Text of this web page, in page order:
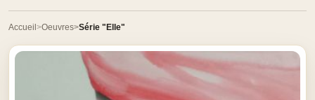
Accueil Oeuvres Série "Elle"